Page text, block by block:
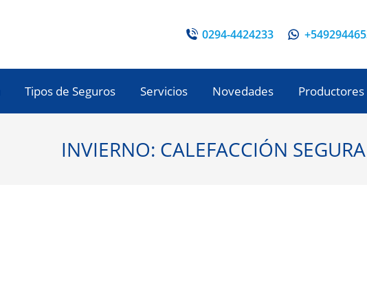
0294-4424233
Tipos de Seguros Servicios Novedades Productores
INVIERNO: CALEFACCIÓN SEGURA